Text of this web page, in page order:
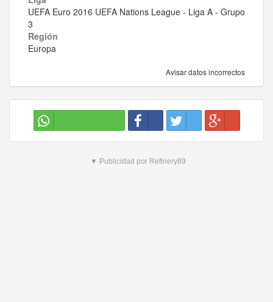
UEFA Euro 2016 UEFA Nations League - Liga A - Grupo
3
Región
Europa
Avisar datos incorrectos
▼ Publicidad por Refinery89